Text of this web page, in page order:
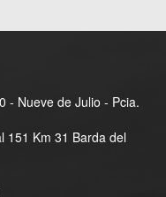
- Nueve de Julio - Pcia.
151 Km 31 Barda del